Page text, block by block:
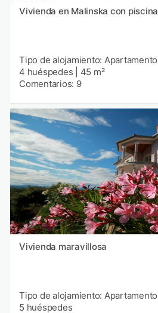
Vivienda en Malinska con piscina
Tipo de alojamiento: Apartamento
4 huéspedes
45 m²
Comentarios: 9
Vivienda maravillosa
Tipo de alojamiento: Apartamento
5 huéspedes